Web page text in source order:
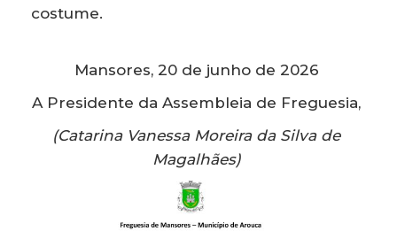
costume.
Mansores, 20 de junho de 2026
A Presidente da Assembleia de Freguesia,
(Catarina Vanessa Moreira da Silva de
Magalhães)